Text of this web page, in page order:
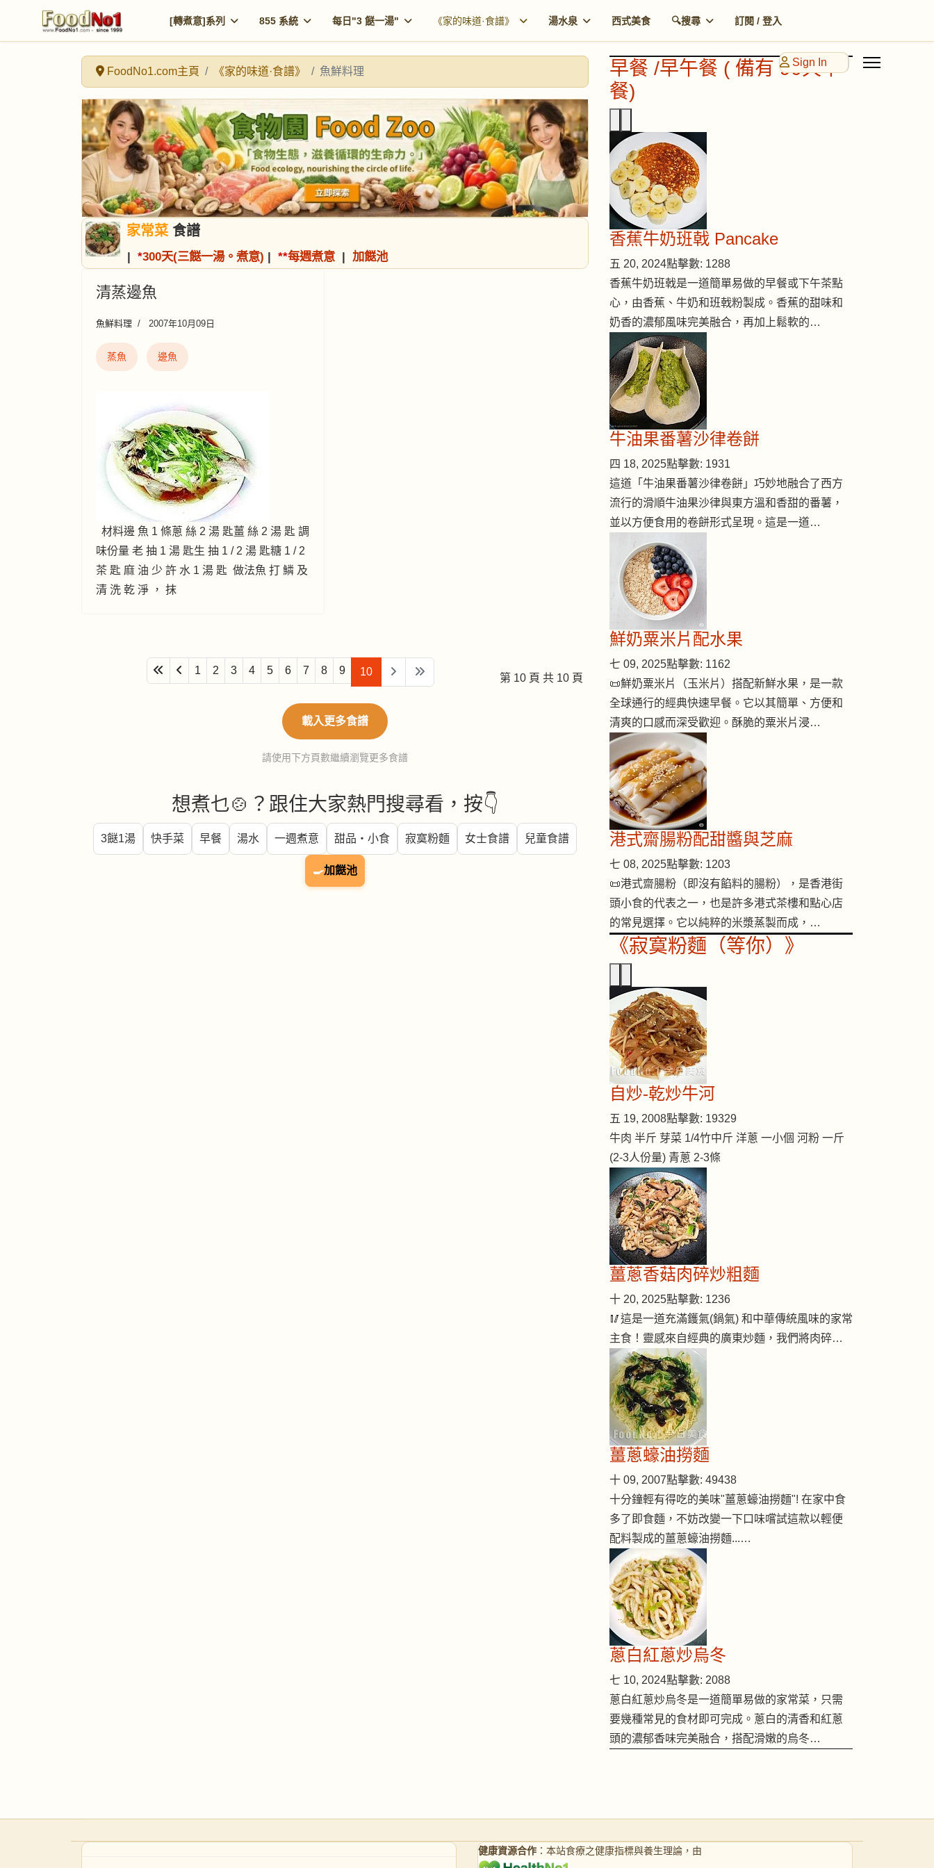
[轉煮意]系列 855 系統 每日"3 餸一湯" 《家的味道·食譜》 湯水泉 西式美食 🔍搜尋 訂閱 / 登入
Sign In
FoodNo1.com主頁 《家的味道·食譜》 魚鮮料理
家常菜 食譜
| *300天(三餸一湯。煮意) | **每週煮意 | 加餸池
清蒸邊魚
魚鮮料理 2007年10月09日
蒸魚 邊魚
材料邊 魚 1 條蔥 絲 2 湯 匙薑 絲 2 湯 匙 調
味份量 老 抽 1 湯 匙生 抽 1 / 2 湯 匙糖 1 / 2
茶 匙 麻 油 少 許 水 1 湯 匙 做法魚 打 鱗 及
清 洗 乾 淨 ， 抹
第 10 頁 共 10 頁
1 2 3 4 5 6 7 8 9 10
載入更多食譜
請使用下方頁數繼續瀏覽更多食譜
想煮乜🍲？跟住大家熱門搜尋看，按👇
3餸1湯 快手菜 早餐 湯水 一週煮意 甜品・小食 寂寞粉麵 女士食譜 兒童食譜
🍳加餸池
早餐 /早午餐 ( 備有 90天早
餐)
香蕉牛奶班戟 Pancake
五 20, 2024點擊數: 1288
香蕉牛奶班戟是一道簡單易做的早餐或下午茶點
心，由香蕉、牛奶和班戟粉製成。香蕉的甜味和
奶香的濃郁風味完美融合，再加上鬆軟的…
牛油果番薯沙律卷餅
四 18, 2025點擊數: 1931
這道「牛油果番薯沙律卷餅」巧妙地融合了西方
流行的滑順牛油果沙律與東方溫和香甜的番薯，
並以方便食用的卷餅形式呈現。這是一道…
鮮奶粟米片配水果
七 09, 2025點擊數: 1162
📜鮮奶粟米片（玉米片）搭配新鮮水果，是一款
全球通行的經典快速早餐。它以其簡單、方便和
清爽的口感而深受歡迎。酥脆的粟米片浸…
港式齋腸粉配甜醬與芝麻
七 08, 2025點擊數: 1203
📜港式齋腸粉（即沒有餡料的腸粉），是香港街
頭小食的代表之一，也是許多港式茶樓和點心店
的常見選擇。它以純粹的米漿蒸製而成，…
《寂寞粉麵（等你）》
自炒-乾炒牛河
五 19, 2008點擊數: 19329
牛肉 半斤 芽菜 1/4竹中斤 洋蔥 一小個 河粉 一斤
(2-3人份量) 青蔥 2-3條
薑蔥香菇肉碎炒粗麵
十 20, 2025點擊數: 1236
🥢這是一道充滿鑊氣(鍋氣) 和中華傳統風味的家常
主食！靈感來自經典的廣東炒麵，我們將肉碎…
薑蔥蠔油撈麵
十 09, 2007點擊數: 49438
十分鐘輕有得吃的美味"薑蔥蠔油撈麵"! 在家中食
多了即食麵，不妨改變一下口味嚐試這款以輕便
配料製成的薑蔥蠔油撈麵...…
蔥白紅蔥炒烏冬
七 10, 2024點擊數: 2088
蔥白紅蔥炒烏冬是一道簡單易做的家常菜，只需
要幾種常見的食材即可完成。蔥白的清香和紅蔥
頭的濃郁香味完美融合，搭配滑嫩的烏冬…
健康資源合作 ：本站食療之健康指標與養生理論，由